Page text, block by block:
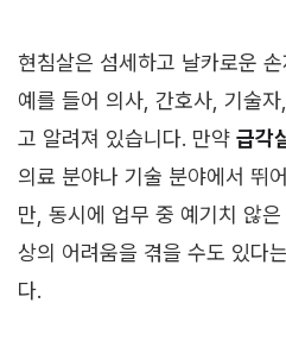
현침살은 섬세하고 날카로운
예를 들어 의사, 간호사, 기술
고 알려져 있습니다. 만약 급각
의료 분야나 기술 분야에서 뛰
만, 동시에 업무 중 예기치 않
상의 어려움을 겪을 수도 있다
다.